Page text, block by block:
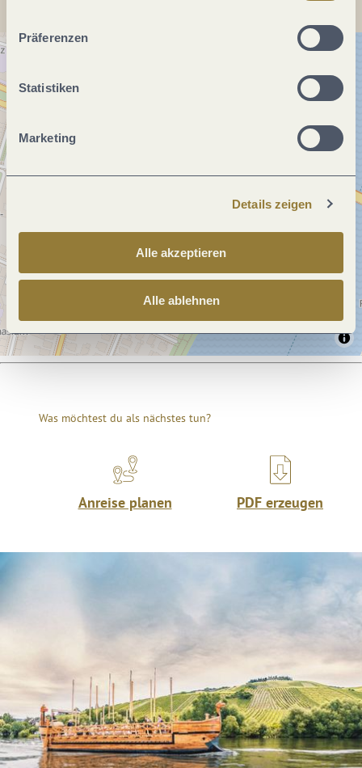
ablehnen" kann es zu Beeinträchtigungen in der Nutzung
Präferenzen
Statistiken
Marketing
Details zeigen
Alle akzeptieren
Alle ablehnen
Was möchtest du als nächstes tun?
Anreise planen PDF erzeugen